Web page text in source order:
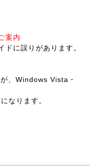
案内
に誤りがあります。
、Windows Vista・
なります。